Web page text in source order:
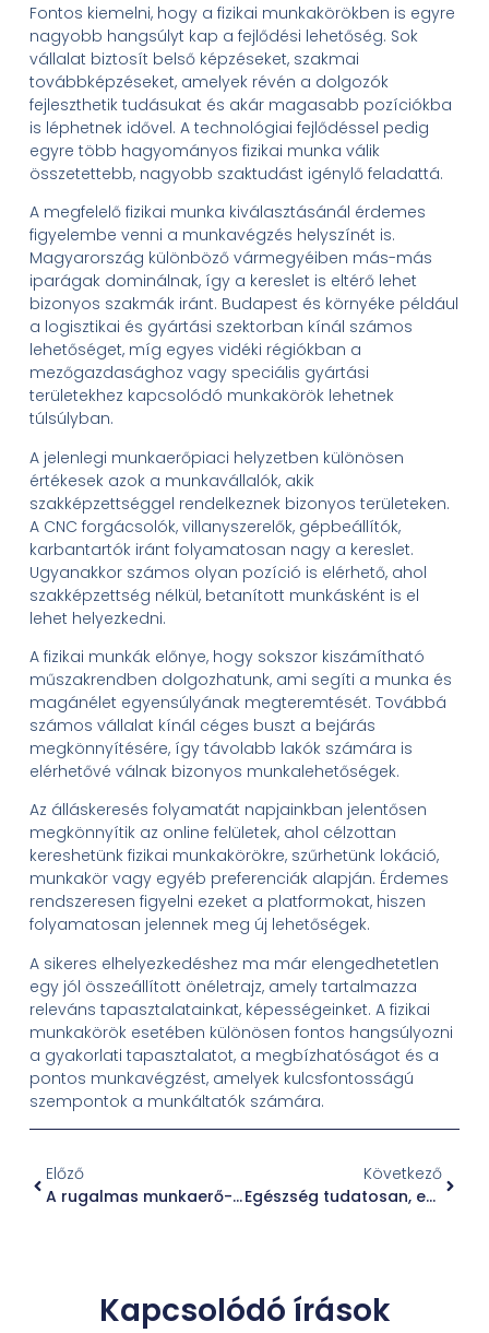
Fontos kiemelni, hogy a fizikai munkakörökben is egyre
nagyobb hangsúlyt kap a fejlődési lehetőség. Sok
vállalat biztosít belső képzéseket, szakmai
továbbképzéseket, amelyek révén a dolgozók
fejleszthetik tudásukat és akár magasabb pozíciókba
is léphetnek idővel. A technológiai fejlődéssel pedig
egyre több hagyományos fizikai munka válik
összetettebb, nagyobb szaktudást igénylő feladattá.
A megfelelő fizikai munka kiválasztásánál érdemes
figyelembe venni a munkavégzés helyszínét is.
Magyarország különböző vármegyéiben más-más
iparágak dominálnak, így a kereslet is eltérő lehet
bizonyos szakmák iránt. Budapest és környéke például
a logisztikai és gyártási szektorban kínál számos
lehetőséget, míg egyes vidéki régiókban a
mezőgazdasághoz vagy speciális gyártási
területekhez kapcsolódó munkakörök lehetnek
túlsúlyban.
A jelenlegi munkaerőpiaci helyzetben különösen
értékesek azok a munkavállalók, akik
szakképzettséggel rendelkeznek bizonyos területeken.
A CNC forgácsolók, villanyszerelők, gépbeállítók,
karbantartók iránt folyamatosan nagy a kereslet.
Ugyanakkor számos olyan pozíció is elérhető, ahol
szakképzettség nélkül, betanított munkásként is el
lehet helyezkedni.
A fizikai munkák előnye, hogy sokszor kiszámítható
műszakrendben dolgozhatunk, ami segíti a munka és
magánélet egyensúlyának megteremtését. Továbbá
számos vállalat kínál céges buszt a bejárás
megkönnyítésére, így távolabb lakók számára is
elérhetővé válnak bizonyos munkalehetőségek.
Az álláskeresés folyamatát napjainkban jelentősen
megkönnyítik az online felületek, ahol célzottan
kereshetünk fizikai munkakörökre, szűrhetünk lokáció,
munkakör vagy egyéb preferenciák alapján. Érdemes
rendszeresen figyelni ezeket a platformokat, hiszen
folyamatosan jelennek meg új lehetőségek.
A sikeres elhelyezkedéshez ma már elengedhetetlen
egy jól összeállított önéletrajz, amely tartalmazza
releváns tapasztalatainkat, képességeinket. A fizikai
munkakörök esetében különösen fontos hangsúlyozni
a gyakorlati tapasztalatot, a megbízhatóságot és a
pontos munkavégzést, amelyek kulcsfontosságú
szempontok a munkáltatók számára.
Előző
A rugalmas munkaerő-gazdálkodás kulcsa: munkaerő-kölcsönzés a változó piaci igények kielégítésére
Következő
Egészség tudatosan, egyszerűen és biztonságosan
Kapcsolódó írások